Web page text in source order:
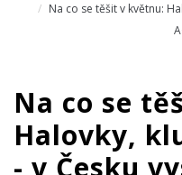
Na co se těšit v květnu:
Na co se
Halovky,
- v Česku